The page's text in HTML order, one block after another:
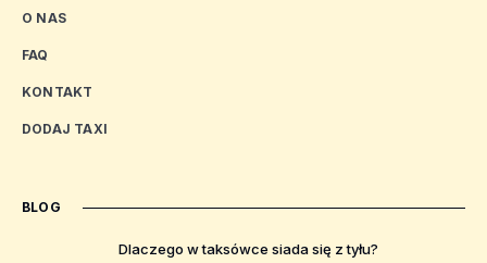
O NAS
FAQ
KONTAKT
DODAJ TAXI
BLOG
Dlaczego w taksówce siada się z tyłu?